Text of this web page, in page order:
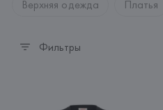
Верхняя одежда Платья
Фильтры